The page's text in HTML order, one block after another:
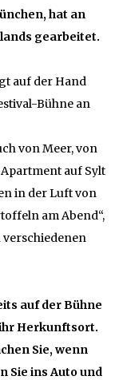
hat an
gearbeitet.
auf der Hand
Bühne an
von Meer, von
Apartment auf Sylt
in der Luft von
am Abend“,
verschiedenen
auf der Bühne
Herkunftsort.
Sie, wenn
Sie ins Auto und